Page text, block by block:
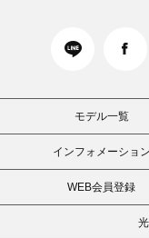
モデル一覧
インフォメーション
WEB会員登録